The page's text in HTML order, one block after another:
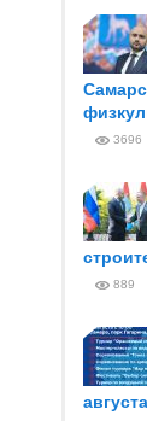
3696
889